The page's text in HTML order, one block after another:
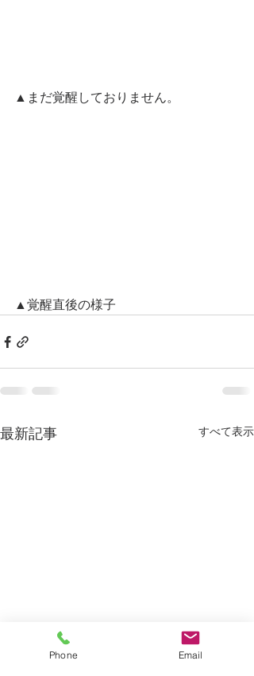
▲まだ覚醒しておりません。
▲覚醒直後の様子
最新記事 すべて表示
Phone Email